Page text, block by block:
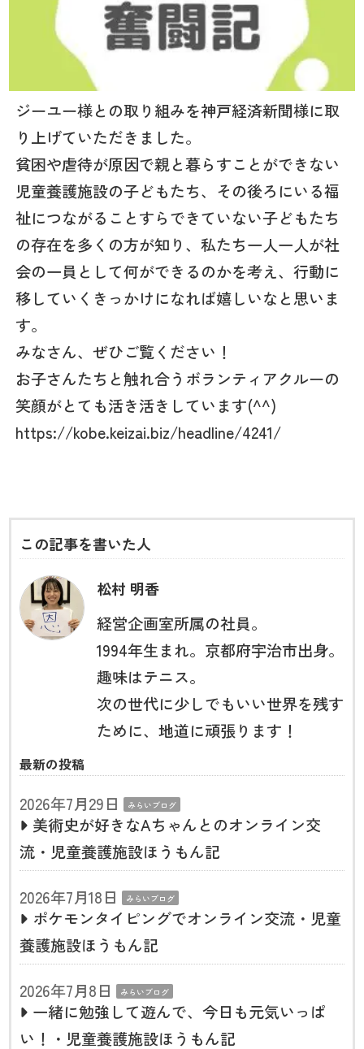
ジーユー様との取り組みを神戸経済新聞様に取
り上げていただきました。
貧困や虐待が原因で親と暮らすことができない
児童養護施設の子どもたち、その後ろにいる福
祉につながることすらできていない子どもたち
の存在を多くの方が知り、私たち一人一人が社
会の一員として何ができるのかを考え、行動に
移していくきっかけになれば嬉しいなと思いま
す。
みなさん、ぜひご覧ください！
お子さんたちと触れ合うボランティアクルーの
笑顔がとても活き活きしています(^^)
https://kobe.keizai.biz/headline/4241/
この記事を書いた人
松村 明香
経営企画室所属の社員。
1994年生まれ。京都府宇治市出身。
趣味はテニス。
次の世代に少しでもいい世界を残す
ために、地道に頑張ります！
最新の投稿
2026年7月29日 みらいブログ
美術史が好きなAちゃんとのオンライン交
流・児童養護施設ほうもん記
2026年7月18日
みらいブログ
ポケモンタイピングでオンライン交流・児童
養護施設ほうもん記
2026年7月8日
みらいブログ
一緒に勉強して遊んで、今日も元気いっぱ
い！・児童養護施設ほうもん記